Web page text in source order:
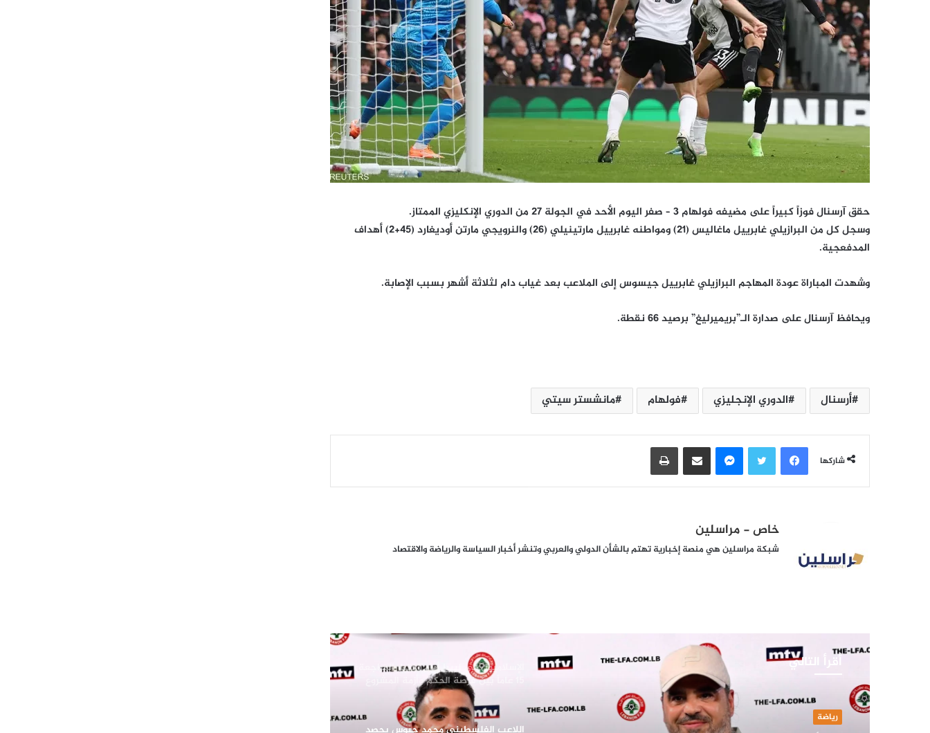
حقق آرسنال فوزاً كبيراً على مضيفه فولهام 3 – صفر اليوم الأحد في الجولة 27 من الدوري الإنكليزي الممتاز.
وسجل كل من البرازيلي غابرييل ماغاليس (21) ومواطنه غابرييل مارتينيلي (26) والنرويجي مارتن أوديغارد (45+2) أهداف
المدفعجية.
وشهدت المباراة عودة المهاجم البرازيلي غابرييل جيسوس إلى الملاعب بعد غياب دام لثلاثة أشهر بسبب الإصابة.
ويحافظ آرسنال على صدارة الـ”بريميرليغ” برصيد 66 نقطة.
أرسنال الدوري الإنجليزي فولهام مانشستر سيتي
شاركها
فيسبوكتويتر ماسنجر مشاركة عبر البريد طباعة
خاص - مراسلين
شبكة مراسلين هي منصة إخبارية تهتم بالشأن الدولي والعربي وتنشر أخبار السياسة والرياضة والاقتصاد
أقرأ التالي
رياضة
الدين في الصراع بينهما؟
من يملك كأس العالم؟ كيف أسقطت ثورة
الاتحادات خطة إنفانتينو لخصخصة قلب
وأوكرانيا تتصدر المشهد
الإسلاميون في ليبيا أمام اختبار المراجعة: